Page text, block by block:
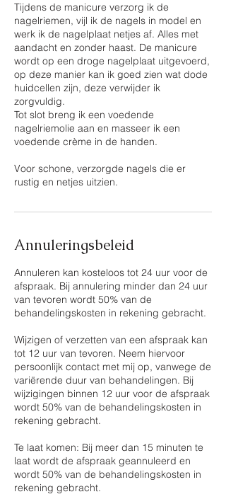
Tijdens de manicure verzorg ik de
nagelriemen, vijl ik de nagels in model en
werk ik de nagelplaat netjes af. Alles met
aandacht en zonder haast. De manicure
wordt op een droge nagelplaat uitgevoerd,
op deze manier kan ik goed zien wat dode
huidcellen zijn, deze verwijder ik
zorgvuldig.
Tot slot breng ik een voedende
nagelriemolie aan en masseer ik een
voedende crème in de handen.
Voor schone, verzorgde nagels die er
rustig en netjes uitzien.
Annuleringsbeleid
Annuleren kan kosteloos tot 24 uur voor de
afspraak. Bij annulering minder dan 24 uur
van tevoren wordt 50% van de
behandelingskosten in rekening gebracht.
Wijzigen of verzetten van een afspraak kan
tot 12 uur van tevoren. Neem hiervoor
persoonlijk contact met mij op, vanwege de
variërende duur van behandelingen. Bij
wijzigingen binnen 12 uur voor de afspraak
wordt 50% van de behandelingskosten in
rekening gebracht.
Te laat komen: Bij meer dan 15 minuten te
laat wordt de afspraak geannuleerd en
wordt 50% van de behandelingskosten in
rekening gebracht.